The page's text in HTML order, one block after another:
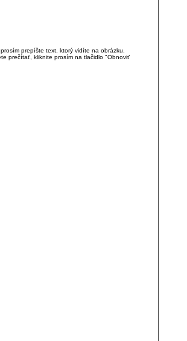
prepíšte text, ktorý vidíte na obrázku.
prečítať, kliknite prosím na tlačidlo "Obnoviť